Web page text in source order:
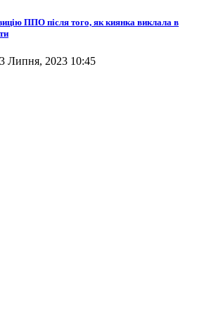
ППО після того, як киянка виклала в
Липня, 2023 10:45